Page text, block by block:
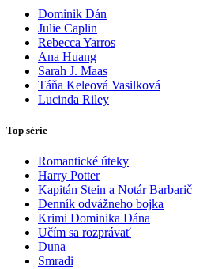
Dominik Dán
Julie Caplin
Rebecca Yarros
Ana Huang
Sarah J. Maas
Táňa Keleová Vasilková
Lucinda Riley
Top série
Romantické úteky
Harry Potter
Kapitán Stein a Notár Barbarič
Denník odvážneho bojka
Krimi Dominika Dána
Učím sa rozprávať
Duna
Smradi